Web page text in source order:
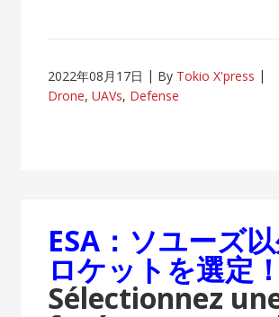
2022年08月17日 By Tokio X'press
Drone,UAVs, Defense
ESA：ソユーズ
ロケットを選定
Sélectionnez